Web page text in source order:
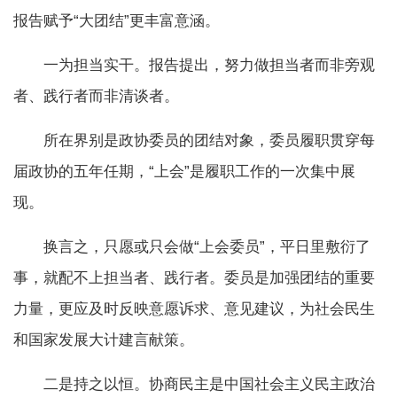
报告赋予“大团结”更丰富意涵。
一为担当实干。报告提出，努力做担当者而非旁观
者、践行者而非清谈者。
所在界别是政协委员的团结对象，委员履职贯穿每
届政协的五年任期，“上会”是履职工作的一次集中展
现。
换言之，只愿或只会做“上会委员”，平日里敷衍了
事，就配不上担当者、践行者。委员是加强团结的重要
力量，更应及时反映意愿诉求、意见建议，为社会民生
和国家发展大计建言献策。
二是持之以恒。协商民主是中国社会主义民主政治